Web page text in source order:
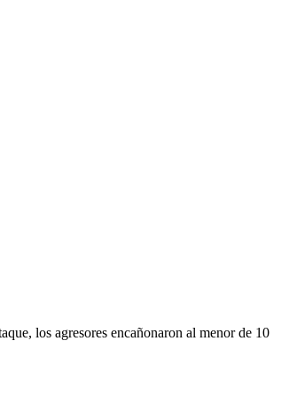
los agresores encañonaron al menor de 10